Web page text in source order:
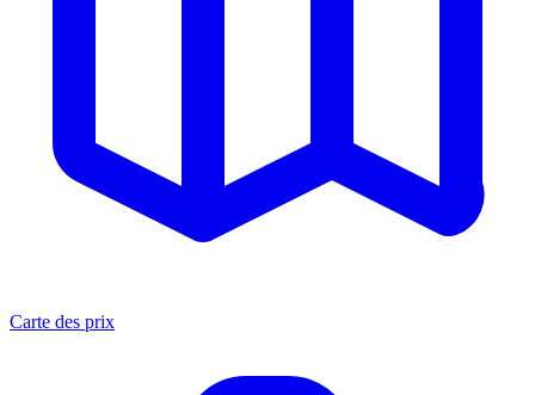
Carte des prix